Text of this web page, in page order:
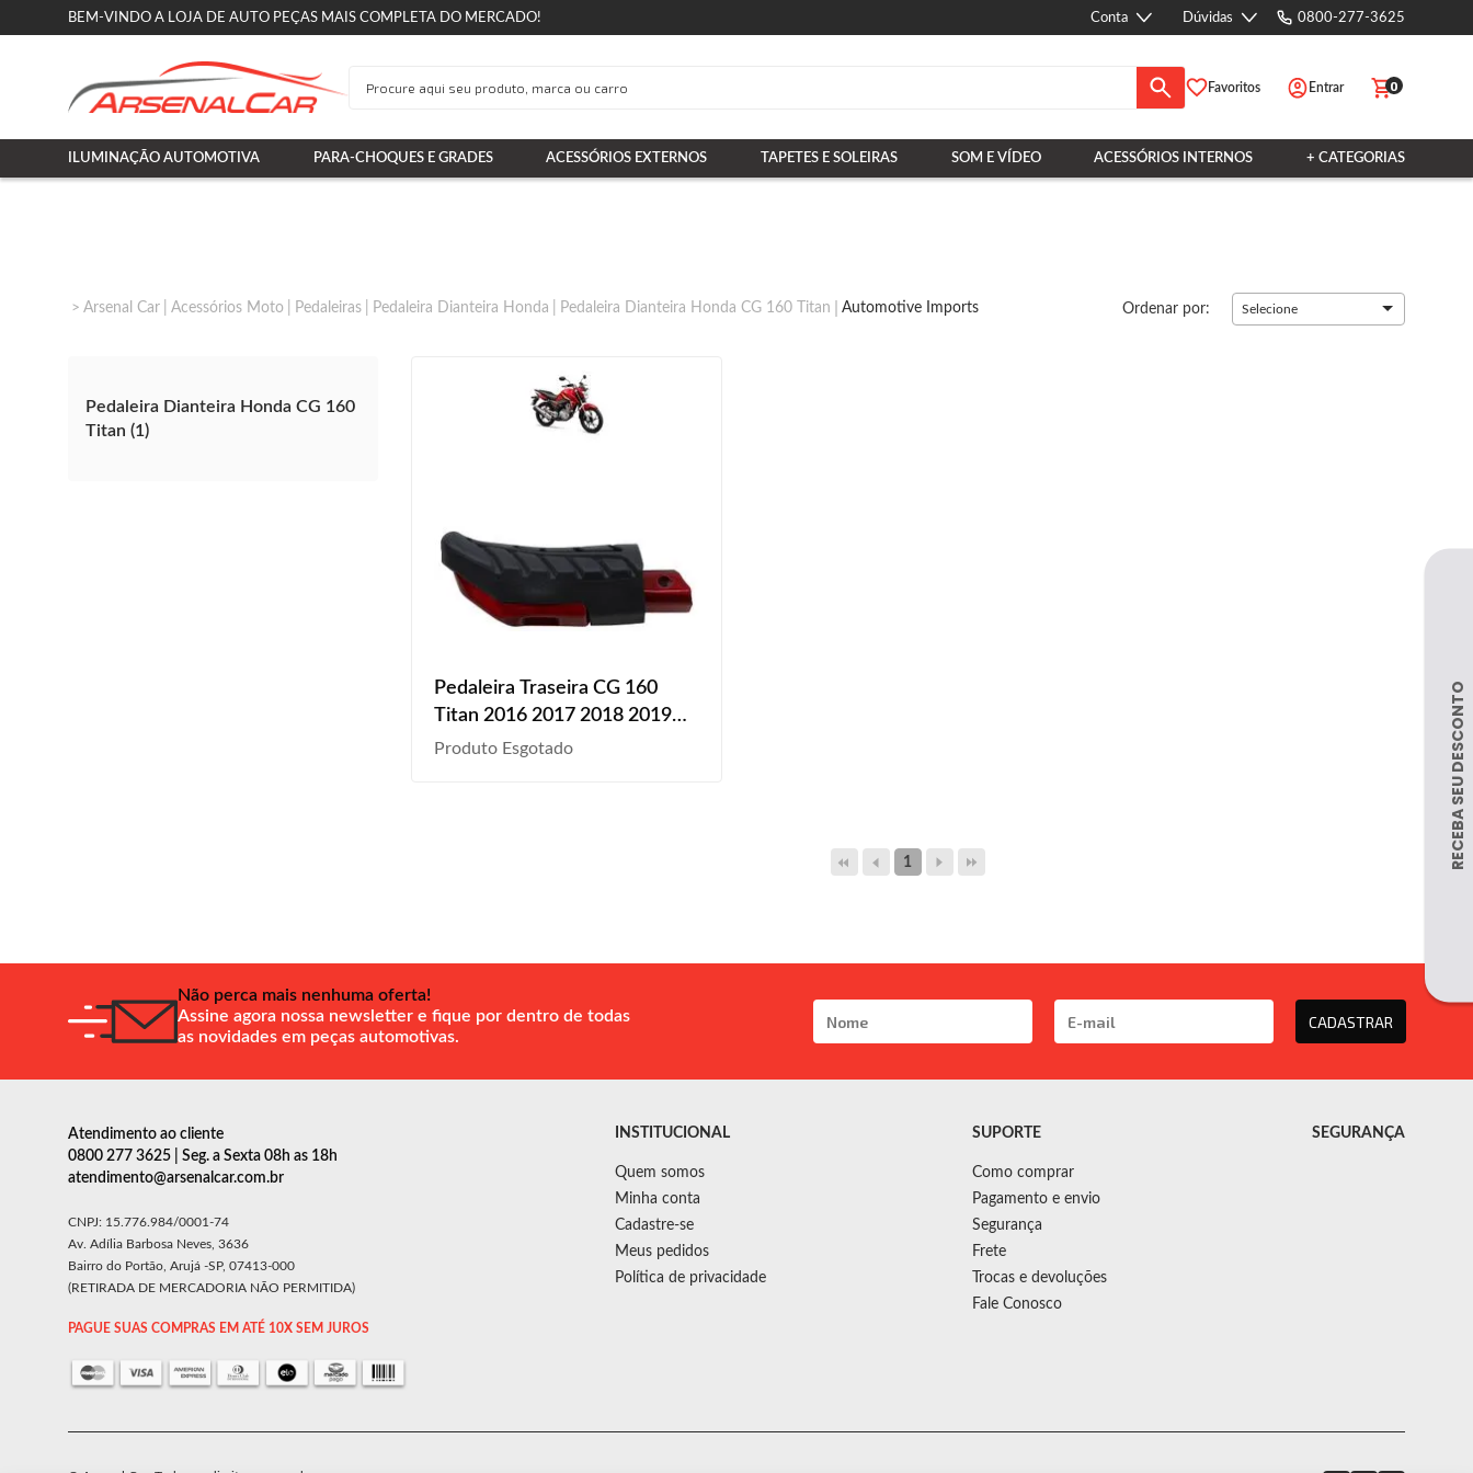
BEM-VINDO A LOJA DE AUTO PEÇAS MAIS COMPLETA DO MERCADO! Conta Dúvidas 0800-277-3625
Favoritos Entrar 0
ILUMINAÇÃO AUTOMOTIVA PARA-CHOQUES E GRADES ACESSÓRIOS EXTERNOS TAPETES E SOLEIRAS SOM E VÍDEO ACESSÓRIOS INTERNOS + CATEGORIAS
Arsenal Car Acessórios Moto Pedaleiras Pedaleira Dianteira Honda Pedaleira Dianteira Honda CG 160 Titan Automotive Imports Ordenar por: Selecione
Pedaleira Dianteira Honda CG 160
Titan (1)
Pedaleira Traseira CG 160
Titan 2016 2017 2018 2019
2020 2021 2022 Vermelho
Produto Esgotado
1
Não perca mais nenhuma oferta!
Assine agora nossa newsletter e fique por dentro de todas
as novidades em peças automotivas.
CADASTRAR
Atendimento ao cliente
0800 277 3625 | Seg. a Sexta 08h as 18h
atendimento@arsenalcar.com.br
CNPJ: 15.776.984/0001-74
Av. Adília Barbosa Neves, 3636
Bairro do Portão, Arujá -SP, 07413-000
(RETIRADA DE MERCADORIA NÃO PERMITIDA)
PAGUE SUAS COMPRAS EM ATÉ 10X SEM JUROS
INSTITUCIONAL
Quem somos
Minha conta
Cadastre-se
Meus pedidos
Política de privacidade
SUPORTE
Como comprar
Pagamento e envio
Segurança
Frete
Trocas e devoluções
Fale Conosco
SEGURANÇA